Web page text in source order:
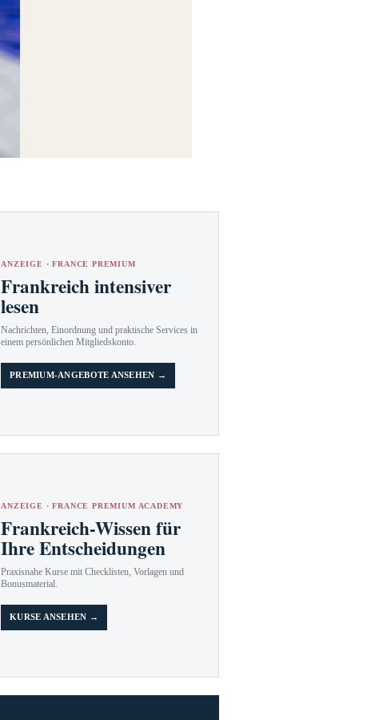
ANZEIGE · FRANCE PREMIUM
Frankreich intensiver
lesen
Nachrichten, Einordnung und praktische Services in
einem persönlichen Mitgliedskonto.
PREMIUM-ANGEBOTE ANSEHEN →
ANZEIGE · FRANCE PREMIUM ACADEMY
Frankreich-Wissen für
Ihre Entscheidungen
Praxisnahe Kurse mit Checklisten, Vorlagen und
Bonusmaterial.
KURSE ANSEHEN →